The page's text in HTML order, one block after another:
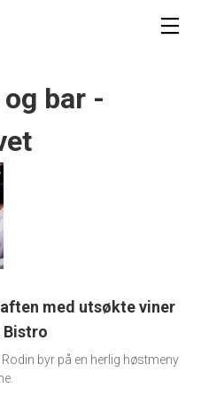
bar -
med utsøkte viner
Bistro
byr på en herlig høstmeny